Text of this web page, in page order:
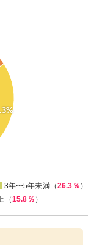
3年〜5年未満（26.3％ ）
（15.8％ ）